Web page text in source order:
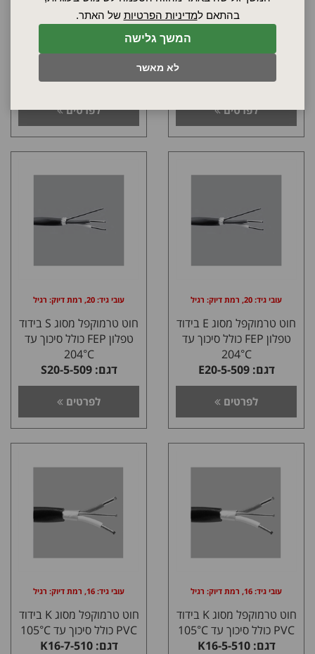
המשך גלישה
לא מאשר
בהתאם למדיניות הפרטיות של האתר.
חוט טרמוקפל מסוג T בידוד
טפלון FEP כולל סיכוך עד
דגם: T20-5-509
לפרטים
עובי גיד: 20, רמת דיוק: רגיל
דגם: T20-7-509
לפרטים
עובי גיד: 20, רמת דיוק: רגיל
חוט טרמוקפל מסוג E בידוד
טפלון FEP כולל סיכוך עד
204°C
דגם: E20-5-509
לפרטים
עובי גיד: 20, רמת דיוק: רגיל
חוט טרמוקפל מסוג S בידוד
טפלון FEP כולל סיכוך עד
204°C
דגם: S20-5-509
לפרטים
עובי גיד: 16, רמת דיוק: רגיל
חוט טרמוקפל מסוג K בידוד
PVC כולל סיכוך עד 105°C
דגם: K16-5-510
עובי גיד: 16, רמת דיוק: רגיל
חוט טרמוקפל מסוג K בידוד
PVC כולל סיכוך עד 105°C
דגם: K16-7-510